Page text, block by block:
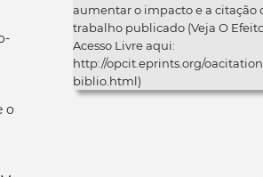
o
aumentar o impacto e a citação
trabalho publicado (Veja O
Acesso Livre aqui:
http://opcit.eprints.org/
biblio.html)